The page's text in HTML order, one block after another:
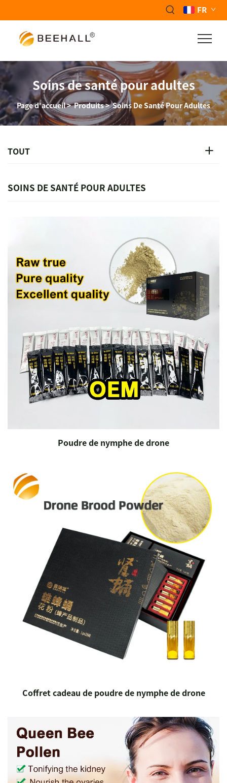
FR
Soins de santé pour adultes
Page d'accueil>Produits>Soins De Santé Pour Adultes
TOUT
SOINS DE SANTÉ POUR ADULTES
Poudre de nymphe de drone
Coffret cadeau de poudre de nymphe de drone